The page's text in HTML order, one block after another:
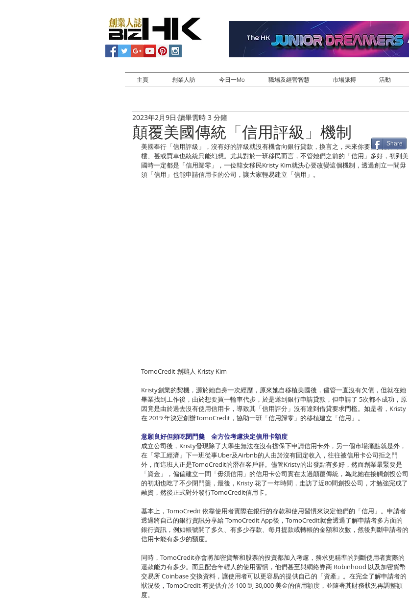
主頁 創業人訪 今日一Mo 職場及經營智慧 市場脈搏 活動
顛覆美國傳統「信用評級」機制
2023年2月9日 讀畢需時 3 分鐘
美國奉行「信用評級」，沒有好的評級就沒有機會向銀行貸款，換言之，未來你要大買樓、租
樓、甚或買車也統統只能幻想。尤其對於一班移民而言，不管她們之前的「信用」多好，初到美
國時一定都是「信用歸零」，一位韓女移民Kristy Kim就決心要改變這個機制，透過創立一間毋
須「信用」也能申請信用卡的公司，讓大家輕易建立「信用」。
TomoCredit 創辦人 Kristy Kim
Kristy創業的契機，源於她自身一次經歷，原來她自移植美國後，儘管一直沒有欠債，但就在她
畢業找到工作後，由於想要買一輪車代步，於是遂到銀行申請貸款，但申請了 5次都不成功，原
因竟是由於過去沒有使用信用卡，導致其「信用評分」沒有達到借貸要求門檻。如是者，Kristy
在 2019 年決定創辦TomoCredit，協助一班「信用歸零」的移植建立「信用」。
意願良好但頻吃閉門羹　全方位考慮決定信用卡額度
成立公司後，Kristy發現除了大學生無法在沒有擔保下申請信用卡外，另一個市場痛點就是外，
在「零工經濟」下一班從事Uber及Airbnb的人由於沒有固定收入，往往被信用卡公司拒之門
外，而這班人正是TomoCredit的潛在客戶群。儘管Kristy的出發點有多好，然而創業最緊要是
「資金」，偏偏建立一間「毋須信用」的信用卡公司實在太過顛覆傳統，為此她在接觸創投公司
的初期也吃了不少閉門羹，最後，Kristy 花了一年時間，走訪了近80間創投公司，才勉強完成了
融資，然後正式對外發行TomoCredit信用卡。
基本上，TomoCredit 依靠使用者實際在銀行的存款和使用習慣來決定他們的「信用」。申請者
透過將自己的銀行資訊分享給 TomoCredit App後，TomoCredit就會透過了解申請者多方面的
銀行資訊，例如帳號開了多久、有多少存款、每月提款或轉帳的金額和次數，然後判斷申請者的
信用卡能有多少的額度。
同時，TomoCredit亦會將加密貨幣和股票的投資都加入考慮，務求更精準的判斷使用者實際的
還款能力有多少。而且配合年輕人的使用習慣，他們甚至與網絡券商 Robinhood 以及加密貨幣
交易所 Coinbase 交換資料，讓使用者可以更容易的提供自己的「資產」。在完全了解申請者的
狀況後，TomoCredit 有提供介於 100 到 30,000 美金的信用額度，並隨著其財務狀況再調整額
度。
Share